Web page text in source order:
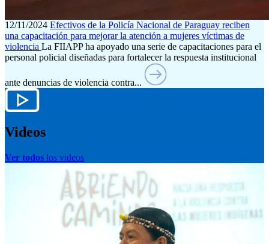
12/11/2024 Efectivos de la Policía Nacional de Paraguay reciben
una capacitación para mejorar la atención a mujeres víctimas de
violencia La FIIAPP ha apoyado una serie de capacitaciones para el
personal policial diseñadas para fortalecer la respuesta institucional
ante denuncias de violencia contra...
Videos
Ver todos los videos